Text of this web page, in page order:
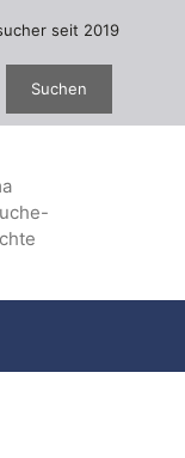
seit 2019
Suchen